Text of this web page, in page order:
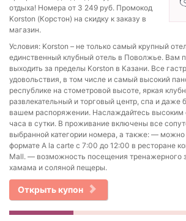
отдыха! Номера от 3 249 руб. Промокод
Korston (Корстон) на скидку к заказу в
магазин.
Условия: Korston – не только самый крупный
единственный клубный отель в Поволжье. Вам
выходить за пределы Korston в Казани. Все
удовольствия, в том числе и самый высокий
республике на стометровой высоте, яркая
развлекательный и торговый центр, спа и даже
вашем распоряжении. Наслаждайтесь высоким
часа в сутки. В проживание включены все
выбранной категории номера, а также: — можно
формате A la carte с 7:00 до 12:00 в ресторане
Mall. — возможность посещения тренажерного
хамама и соляной пещеры.
Открыть купон